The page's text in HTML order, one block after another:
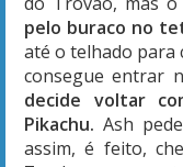
pelo buraco no
até o telhado para
consegue entrar
decide voltar
Pikachu. Ash
assim, é feito,